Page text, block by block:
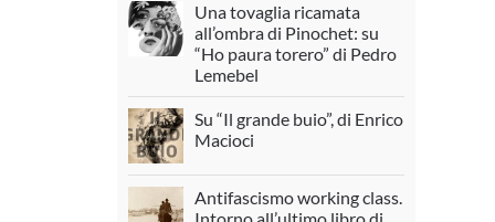
Una tovaglia ricamata
all’ombra di Pinochet: su
“Ho paura torero” di Pedro
Lemebel
Su “Il grande buio”, di Enrico
Macioci
Antifascismo working class.